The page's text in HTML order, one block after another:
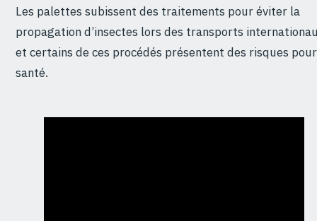
Les palettes subissent des traitements pour éviter la
propagation d’insectes lors des transports
et certains de ces procédés présentent des risques
santé.